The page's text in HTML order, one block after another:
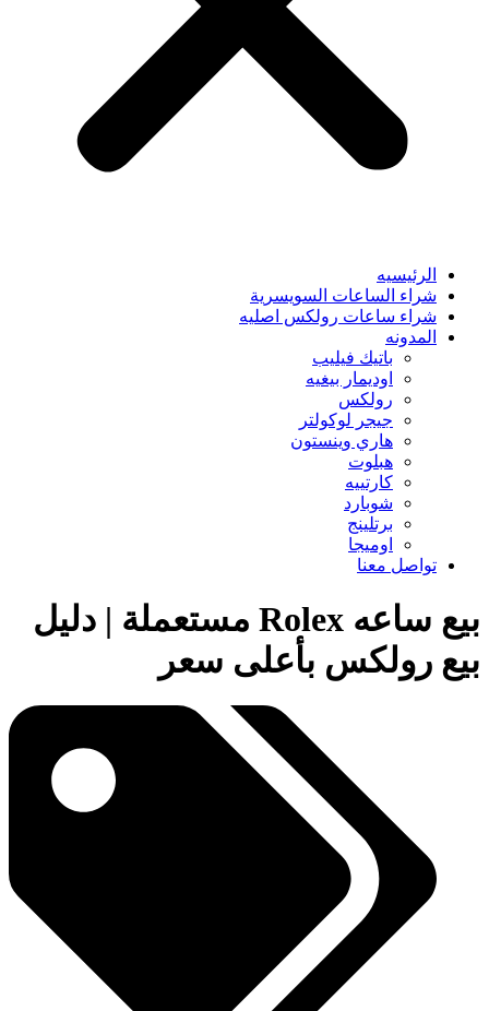
الرئيسيه
شراء الساعات السويسرية
شراء ساعات رولكس اصليه
المدونه
باتيك فيليب
اوديمار بيغيه
رولكس
جيجر لوكولتر
هاري وينستون
هبلوت
كارتييه
شوبارد
برتلينج
اوميجا
تواصل معنا
بيع ساعه Rolex مستعملة | دليل
بيع رولكس بأعلى سعر